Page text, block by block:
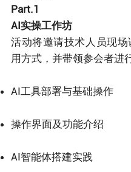
Part.1
AI实操工作坊
活动将邀请技术人员现场
用方式，并带领参会者进
AI工具部署与基础操作
操作界面及功能介绍
AI智能体搭建实践